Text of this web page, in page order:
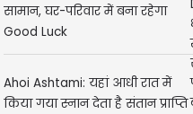
सामान, घर-परिवार में बना रहेगा
Good Luck
Ahoi Ashtami: यहां आधी रात में
किया गया स्नान देता है संतान प्राप्ति